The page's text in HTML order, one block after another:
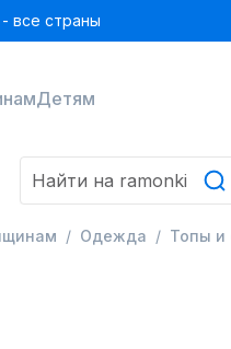
все страны
Детям
Одежда Топы и